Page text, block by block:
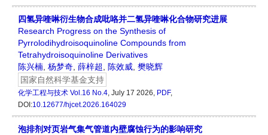
四氢异喹啉衍生物合成吡咯并二氢异喹啉化合物研究进展
Research Progress on the Synthesis of
Pyrrolodihydroisoquinoline Compounds from
Tetrahydroisoquinoline Derivatives
陈兴楠, 杨梦奇, 薛梓超, 陈效威, 樊晓辉
国家自然科学基金支持
化学工程与技术 Vol.16 No.4, July 17 2026, PDF,
DOI:10.12677/hjcet.2026.164029
泡排剂对页岩气集气管道内壁腐蚀行为的影响研究